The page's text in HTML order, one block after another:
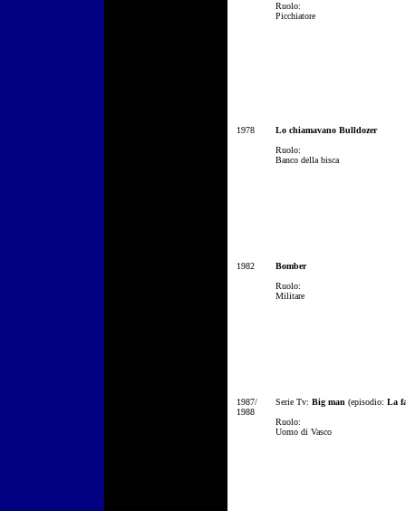
Ruolo:
Picchiatore
1978
Lo chiamavano Bulldozer
Ruolo:
Banco della bisca
1982
Bomber
Ruolo:
Militare
1987/
1988
Serie Tv: Big man (episodio: La
Ruolo:
Uomo di Vasco